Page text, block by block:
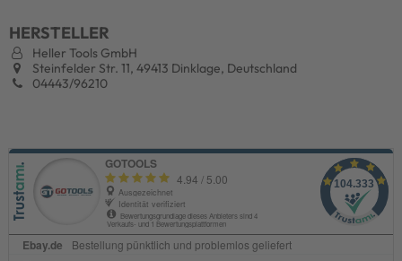
HERSTELLER
Heller Tools GmbH
Steinfelder Str. 11, 49413 Dinklage, Deutschland
04443/96210